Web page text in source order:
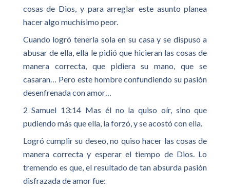
cosas de Dios, y para arreglar este asunto planea
hacer algo muchísimo peor.
Cuando logró tenerla sola en su casa y se dispuso a
abusar de ella, ella le pidió que hicieran las cosas de
manera correcta, que pidiera su mano, que se
casaran… Pero este hombre confundiendo su pasión
desenfrenada con amor…
2 Samuel 13:14 Mas él no la quiso oír, sino que
pudiendo más que ella, la forzó, y se acostó con ella.
Logró cumplir su deseo, no quiso hacer las cosas de
manera correcta y esperar el tiempo de Dios. Lo
tremendo es que, el resultado de tan absurda pasión
disfrazada de amor fue: